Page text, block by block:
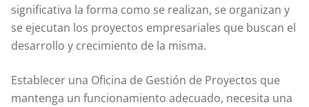
significativa la forma como se realizan, se organizan y
se ejecutan los proyectos empresariales que buscan el
desarrollo y crecimiento de la misma.
Establecer una Oficina de Gestión de Proyectos que
mantenga un funcionamiento adecuado, necesita una